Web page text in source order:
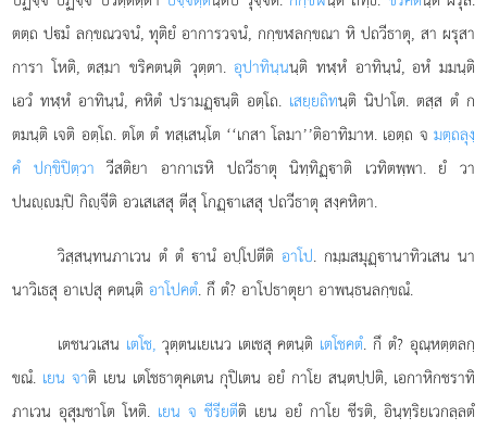
ตตฺถ ปมํ ลกฺขณวจนํ, ทุติยํ อาการวจนํ, กกฺขฬลกฺขณา หิ ปถวีธาตุ, สา ผรุสา
การา โหติ, ตสฺมา ขริคตนฺติ วุตฺตา.อุปาทินฺนนฺติ ทฬฺหํ อาทินฺนํ, อหํ มมนฺติ
เอวํ ทฬฺหํ อาทินฺนํ, คหิตํ ปรามฏฺนฺติ อตฺโถ. เสยฺยถิทนฺติ นิปาโต. ตสฺส ตํ ก
ตมนฺติ เจติ อตฺโถ. ตโต ตํ ทสฺเสนฺโต ‘‘เกสา โลมา’’ติอาทิมาห. เอตฺถ จ มตฺถลุงฺ
คํ ปกฺขิปิตฺวา วีสติยา อากาเรหิ ปถวีธาตุ นิทฺทิฏฺาติ เวทิตพฺพา. ยํ วา
ปนฺมฺปิ กิฺจีติ อวเสเสสุ ตีสุ โกฏฺาเสสุ ปถวีธาตุ สงฺคหิตา.
วิสฺสนฺทนภาเวน ตํ ตํ านํ อปฺโปตีติอาโป. กมฺมสมุฏฺานาทิวเสน นา
นาวิเธสุ อาเปสุ คตนฺติอาโปคตํ. กึ ตํ? อาโปธาตุยา อาพนฺธนลกฺขณํ.
เตชนวเสน เตโช,วุตฺตนเยเนว เตเชสุ คตนฺติ เตโชคตํ. กึ ตํ? อุณฺหตฺตลกฺ
ขณํ. เยน จาติ เยน เตโชธาตุคเตน กุปิเตน อยํ กาโย สนฺตปฺปติ, เอกาหิกชราทิ
ภาเวน อุสุมชาโต โหติ. เยน จ ชีรียตีติ เยน อยํ กาโย ชีรติ, อินฺทฺริยเวกลฺลตํ